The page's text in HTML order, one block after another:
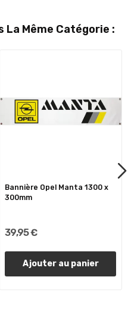
La Même Catégorie :
Bannière Opel Manta 1300 x
300mm
39,95 €
Ajouter au panier